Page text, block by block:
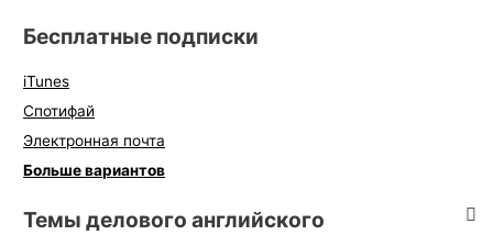
Бесплатные подписки
iTunes
Спотифай
Электронная почта
Больше вариантов
Темы делового английского